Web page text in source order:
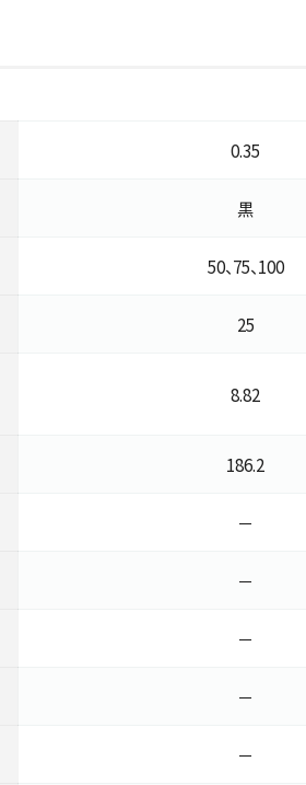
0.35
黒
50、75、100
25
8.82
186.2
－
－
－
－
－